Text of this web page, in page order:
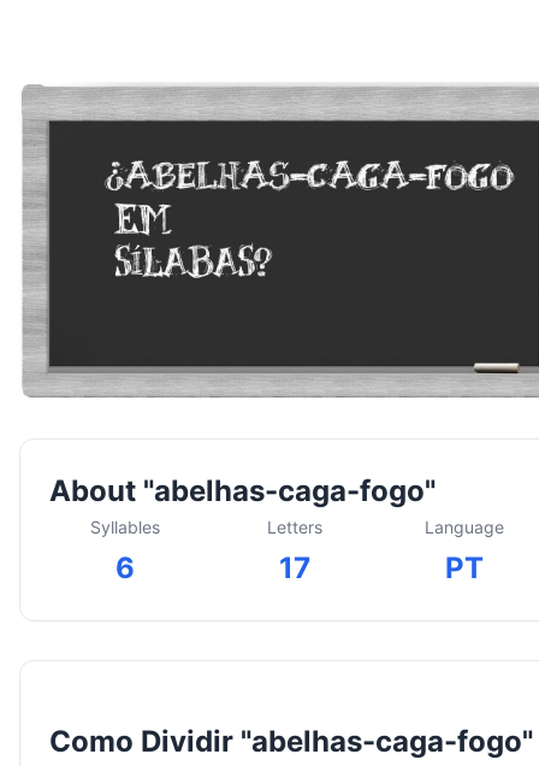
About "abelhas-caga-fogo"
Syllables
6
Letters
17
Language
PT
Como Dividir "abelhas-caga-fogo"